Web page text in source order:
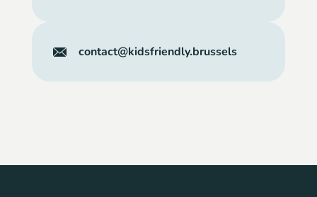
contact@kidsfriendly.brussels